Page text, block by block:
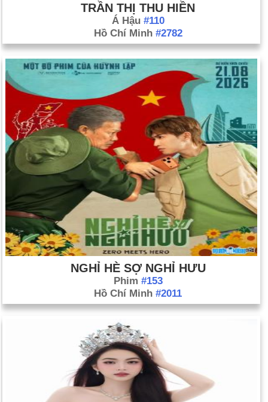
TRẦN THỊ THU HIỀN
Á Hậu #110
Hồ Chí Minh #2782
NGHỈ HÈ SỢ NGHỈ HƯU
Phim #153
Hồ Chí Minh #2011